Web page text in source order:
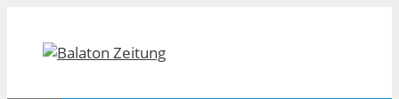
springen